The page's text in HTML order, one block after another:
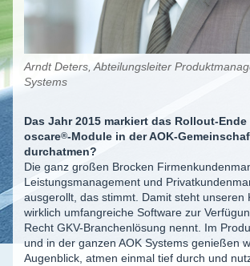
Arndt Deters, Abteilungsleiter
Systems
Das Jahr 2015 markiert das Rollout-
oscare®-Module in der AOK-
durchatmen?
Die ganz großen Brocken
Leistungsmanagement und
ausgerollt, das stimmt. Damit steht unseren
wirklich umfangreiche Software zur
Recht GKV-Branchenlösung nennt. Im
und in der ganzen AOK Systems genießen
Augenblick, atmen einmal tief durch und